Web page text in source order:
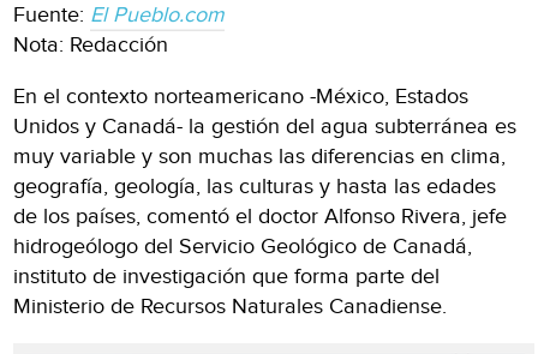
Fuente: El Pueblo.com
Nota: Redacción
En el contexto norteamericano -México, Estados
Unidos y Canadá- la gestión del agua subterránea es
muy variable y son muchas las diferencias en clima,
geografía, geología, las culturas y hasta las edades
de los países, comentó el doctor Alfonso Rivera, jefe
hidrogeólogo del Servicio Geológico de Canadá,
instituto de investigación que forma parte del
Ministerio de Recursos Naturales Canadiense.